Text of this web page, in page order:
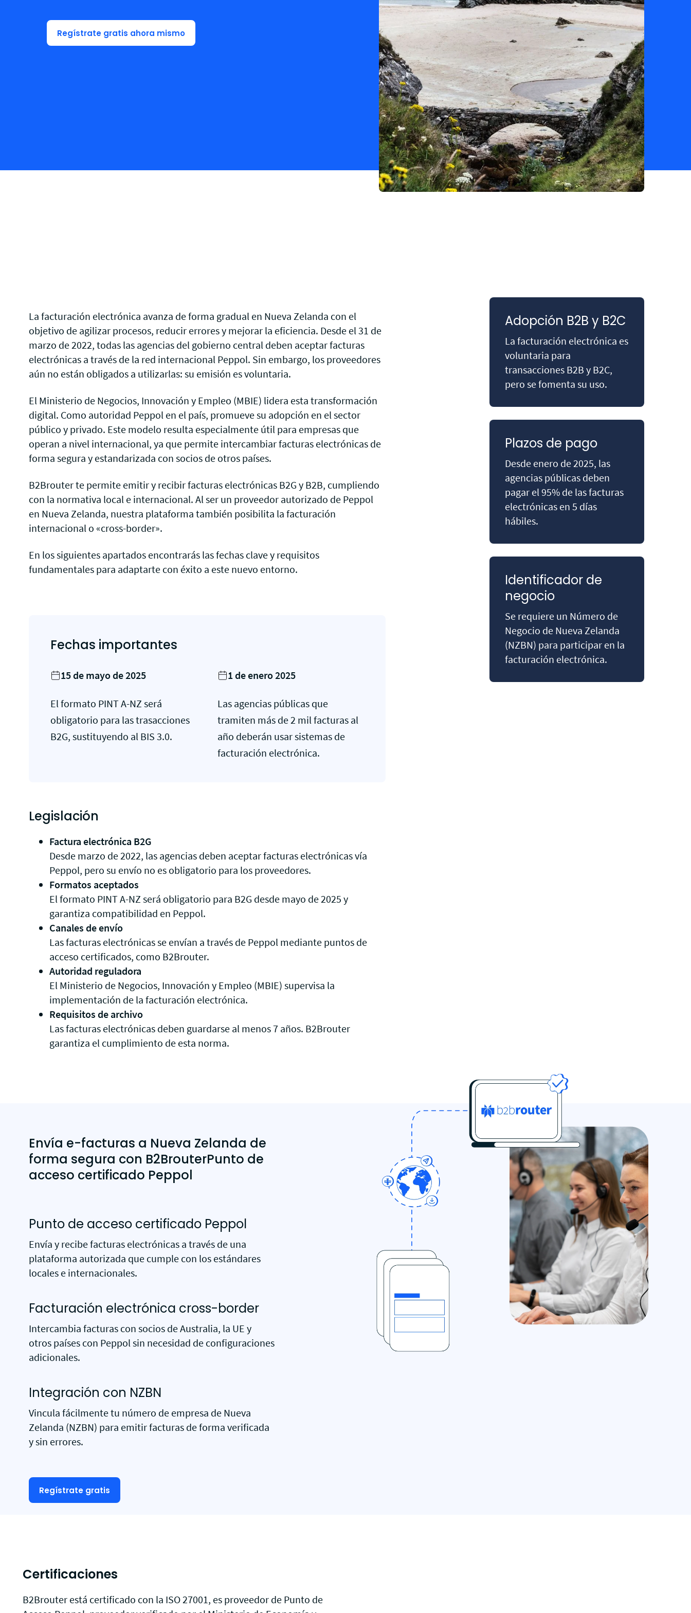
electrónicas sin problemas
Enviar facturas electrónicas con SAP
SAP Business One, SAP R3
Regístrate gratis ahora mismo
La facturación electrónica avanza de forma gradual en Nueva Zelanda con el
objetivo de agilizar procesos, reducir errores y mejorar la eficiencia. Desde el 31 de
marzo de 2022, todas las agencias del gobierno central deben aceptar facturas
electrónicas a través de la red internacional Peppol. Sin embargo, los proveedores
aún no están obligados a utilizarlas: su emisión es voluntaria.
El Ministerio de Negocios, Innovación y Empleo (MBIE) lidera esta transformación
digital. Como autoridad Peppol en el país, promueve su adopción en el sector
público y privado. Este modelo resulta especialmente útil para empresas que
operan a nivel internacional, ya que permite intercambiar facturas electrónicas de
forma segura y estandarizada con socios de otros países.
B2Brouter te permite emitir y recibir facturas electrónicas B2G y B2B, cumpliendo
con la normativa local e internacional. Al ser un proveedor autorizado de Peppol
en Nueva Zelanda, nuestra plataforma también posibilita la facturación
internacional o «cross-border».
En los siguientes apartados encontrarás las fechas clave y requisitos
fundamentales para adaptarte con éxito a este nuevo entorno.
Fechas importantes
15 de mayo de 2025
El formato PINT A-NZ será
obligatorio para las trasacciones
B2G, sustituyendo al BIS 3.0.
1 de enero 2025
Las agencias públicas que
tramiten más de 2 mil facturas al
año deberán usar sistemas de
facturación electrónica.
Legislación
Factura electrónica B2G
Desde marzo de 2022, las agencias deben aceptar facturas electrónicas vía
Peppol, pero su envío no es obligatorio para los proveedores.
Formatos aceptados
El formato PINT A-NZ será obligatorio para B2G desde mayo de 2025 y
garantiza compatibilidad en Peppol.
Canales de envío
Las facturas electrónicas se envían a través de Peppol mediante puntos de
acceso certificados, como B2Brouter.
Autoridad reguladora
El Ministerio de Negocios, Innovación y Empleo (MBIE) supervisa la
implementación de la facturación electrónica.
Requisitos de archivo
Las facturas electrónicas deben guardarse al menos 7 años. B2Brouter
garantiza el cumplimiento de esta norma.
Adopción B2B y B2C
La facturación electrónica es
voluntaria para
transacciones B2B y B2C,
pero se fomenta su uso.
Plazos de pago
Desde enero de 2025, las
agencias públicas deben
pagar el 95% de las facturas
electrónicas en 5 días
hábiles.
Identificador de
negocio
Se requiere un Número de
Negocio de Nueva Zelanda
(NZBN) para participar en la
facturación electrónica.
Envía e-facturas a Nueva Zelanda de
forma segura con B2BrouterPunto de
acceso certificado Peppol
Punto de acceso certificado Peppol
Envía y recibe facturas electrónicas a través de una
plataforma autorizada que cumple con los estándares
locales e internacionales.
Facturación electrónica cross-border
Intercambia facturas con socios de Australia, la UE y
otros países con Peppol sin necesidad de configuraciones
adicionales.
Integración con NZBN
Vincula fácilmente tu número de empresa de Nueva
Zelanda (NZBN) para emitir facturas de forma verificada
y sin errores.
Regístrate gratis
Certificaciones
B2Brouter está certificado con la ISO 27001, es proveedor de Punto de